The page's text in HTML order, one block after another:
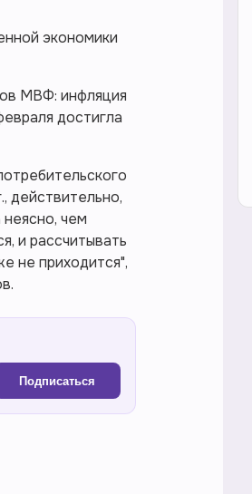
экономики
МВФ: инфляция
достигла
действительно,
чем
и рассчитывать
не приходится",
Подписаться